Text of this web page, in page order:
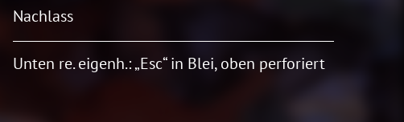
Nachlass
Unten re. eigenh.: „Esc“ in Blei, oben perforiert